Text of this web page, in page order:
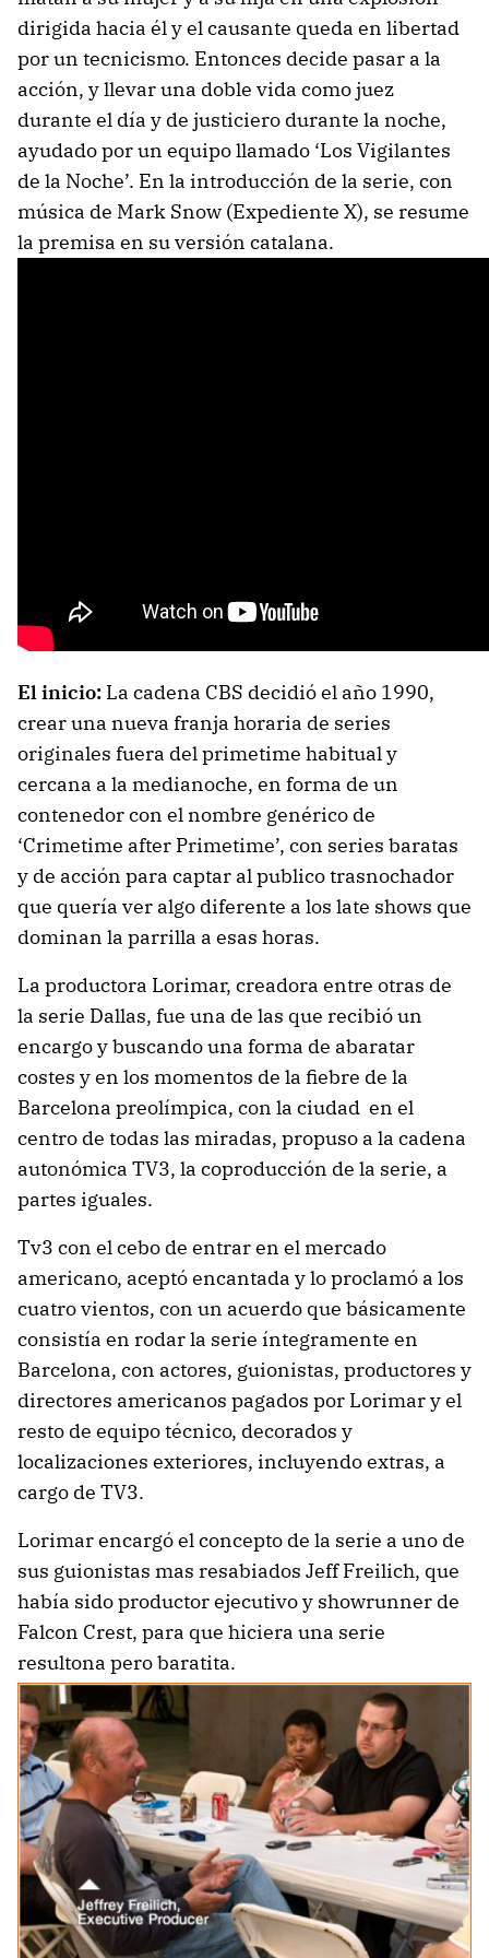
dirigida hacia él y el causante queda en libertad
por un tecnicismo. Entonces decide pasar a la
acción, y llevar una doble vida como juez
durante el día y de justiciero durante la noche,
ayudado por un equipo llamado ‘Los Vigilantes
de la Noche’. En la introducción de la serie, con
música de Mark Snow (Expediente X), se resume
la premisa en su versión catalana.
El inicio: La cadena CBS decidió el año 1990,
crear una nueva franja horaria de series
originales fuera del primetime habitual y
cercana a la medianoche, en forma de un
contenedor con el nombre genérico de
‘Crimetime after Primetime’, con series baratas
y de acción para captar al publico trasnochador
que quería ver algo diferente a los late shows que
dominan la parrilla a esas horas.
La productora Lorimar, creadora entre otras de
la serie Dallas, fue una de las que recibió un
encargo y buscando una forma de abaratar
costes y en los momentos de la fiebre de la
Barcelona preolímpica, con la ciudad en el
centro de todas las miradas, propuso a la cadena
autonómica TV3, la coproducción de la serie, a
partes iguales.
Tv3 con el cebo de entrar en el mercado
americano, aceptó encantada y lo proclamó a los
cuatro vientos, con un acuerdo que básicamente
consistía en rodar la serie íntegramente en
Barcelona, con actores, guionistas, productores y
directores americanos pagados por Lorimar y el
resto de equipo técnico, decorados y
localizaciones exteriores, incluyendo extras, a
cargo de TV3.
Lorimar encargó el concepto de la serie a uno de
sus guionistas mas resabiados Jeff Freilich, que
había sido productor ejecutivo y showrunner de
Falcon Crest, para que hiciera una serie
resultona pero baratita.